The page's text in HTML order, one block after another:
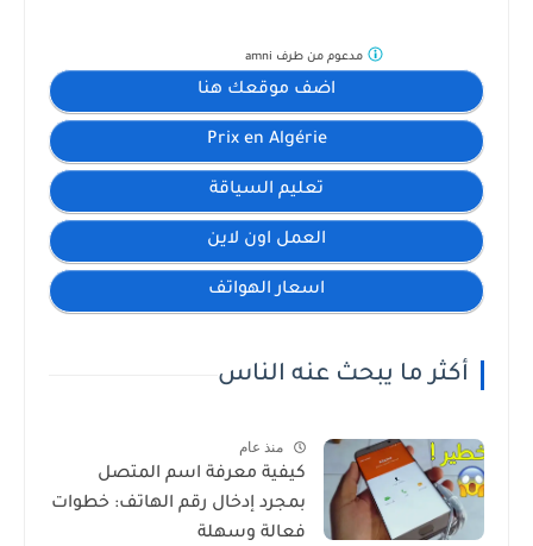
اضف موقعك هنا
Prix en Algérie
تعليم السياقة
العمل اون لاين
اسعار الهواتف
مدعوم من طرف amni
أكثر ما يبحث عنه الناس
منذ عام
كيفية معرفة اسم المتصل
بمجرد إدخال رقم الهاتف: خطوات
فعالة وسهلة